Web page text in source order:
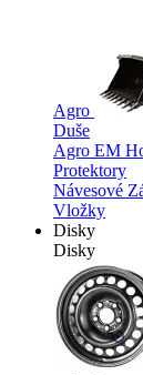
Agro
Duše
Agro EM
Protektory
Návesové
Vložky
Disky
Disky